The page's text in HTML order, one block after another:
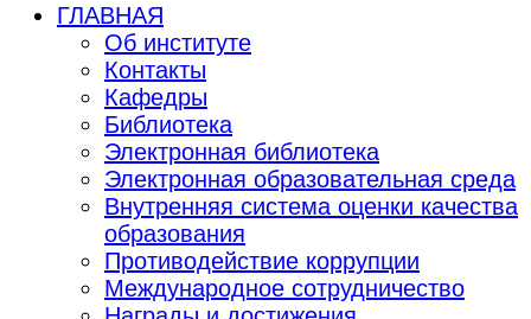
ГЛАВНАЯ
Об институте
Контакты
Кафедры
Библиотека
Электронная библиотека
Электронная образовательная среда
Внутренняя система оценки качества
образования
Противодействие коррупции
Международное сотрудничество